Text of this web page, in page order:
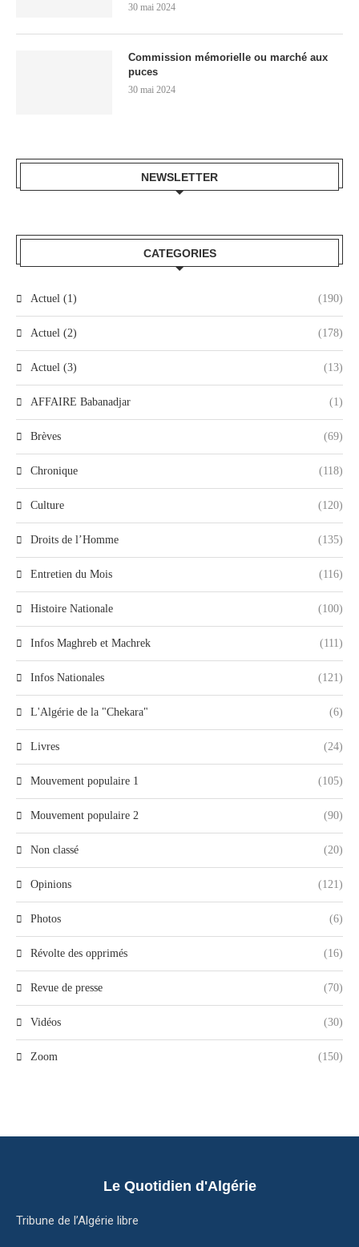
30 mai 2024
Commission mémorielle ou marché aux
puces
30 mai 2024
NEWSLETTER
CATEGORIES
Actuel (1) (190)
Actuel (2) (178)
Actuel (3) (13)
AFFAIRE Babanadjar (1)
Brèves (69)
Chronique (118)
Culture (120)
Droits de l’Homme (135)
Entretien du Mois (116)
Histoire Nationale (100)
Infos Maghreb et Machrek (111)
Infos Nationales (121)
L'Algérie de la "Chekara" (6)
Livres (24)
Mouvement populaire 1 (105)
Mouvement populaire 2 (90)
Non classé (20)
Opinions (121)
Photos (6)
Révolte des opprimés (16)
Revue de presse (70)
Vidéos (30)
Zoom (150)
Le Quotidien d'Algérie
Tribune de l’Algérie libre